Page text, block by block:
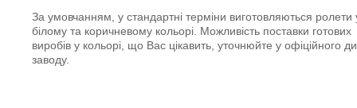
За умовчанням, у стандартні терміни виготовляються ролети
білому та коричневому кольорі. Можливість поставки готових
виробів у кольорі, що Вас цікавить, уточнюйте у офіційного
заводу.